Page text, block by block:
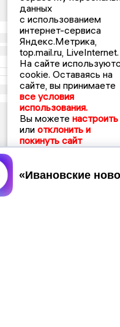
данных
с использованием
интернет-сервиса
Яндекс.Метрика,
top.mail.ru, LiveInternet.
На сайте
cookie. Оставаясь на
сайте, вы принимаете
все условия
использования.
Вы можете настроить
или отклонить и
покинуть сайт
Принять